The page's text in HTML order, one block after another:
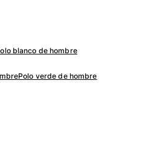
blanco de hombre
Polo verde de hombre